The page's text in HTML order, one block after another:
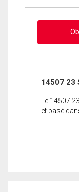
14507 23
Le 14507
et basé